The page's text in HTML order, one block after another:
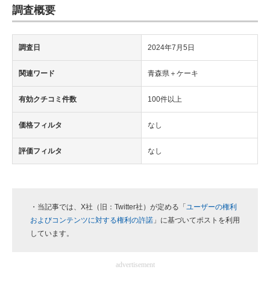
調査概要
調査日 2024年7月5日
関連ワード 青森県＋ケーキ
有効クチコミ件数 100件以上
価格フィルタ なし
評価フィルタ なし
・当記事では、X社（旧：Twitter社）が定める「 ユーザーの権利
およびコンテンツに対する権利の許諾 」に基づいてポストを利用
しています。
advertisement